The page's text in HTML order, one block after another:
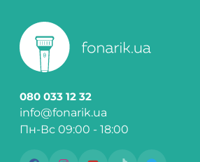
080 033 12 32
info@fonarik.ua
Пн-Вс 09:00 - 18:00